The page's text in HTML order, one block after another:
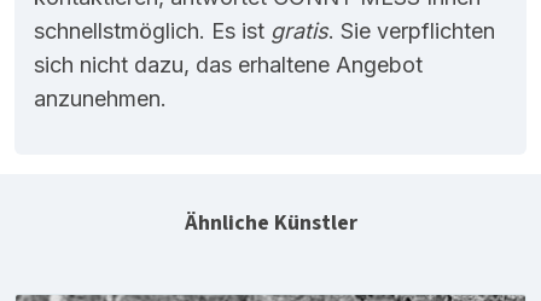
schnellstmöglich. Es ist gratis. Sie verpflichten
sich nicht dazu, das erhaltene Angebot
anzunehmen.
Ähnliche Künstler